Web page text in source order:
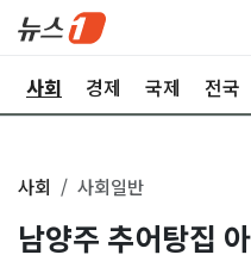
사회 경제 국제 전국
사회 사회일반
남양주 추어탕집